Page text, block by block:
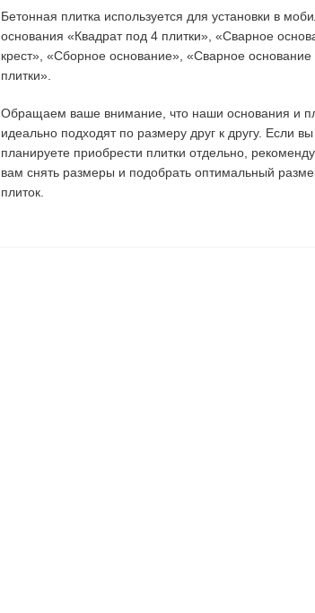
Бетонная плитка используется для установки в
основания «Квадрат под 4 плитки», «Сварное
крест», «Сборное основание», «Сварное основание
плитки».
Обращаем ваше внимание, что наши основания и
идеально подходят по размеру друг к другу. Если вы
планируете приобрести плитки отдельно,
вам снять размеры и подобрать оптимальный
плиток.